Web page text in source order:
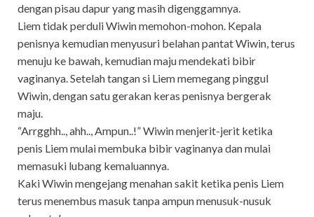
dengan pisau dapur yang masih digenggamnya.
Liem tidak perduli Wiwin memohon-mohon. Kepala
penisnya kemudian menyusuri belahan pantat Wiwin, terus
menuju ke bawah, kemudian maju mendekati bibir
vaginanya. Setelah tangan si Liem memegang pinggul
Wiwin, dengan satu gerakan keras penisnya bergerak
maju.
“Arrgghh.., ahh.., Ampun..!” Wiwin menjerit-jerit ketika
penis Liem mulai membuka bibir vaginanya dan mulai
memasuki lubang kemaluannya.
Kaki Wiwin mengejang menahan sakit ketika penis Liem
terus menembus masuk tanpa ampun menusuk-nusuk